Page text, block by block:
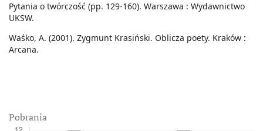
Pobrania
Pytania o twórczość (pp. 129-160). Warszawa : Wydawnictwo
UKSW.
Waśko, A. (2001). Zygmunt Krasiński. Oblicza poety. Kraków :
Arcana.